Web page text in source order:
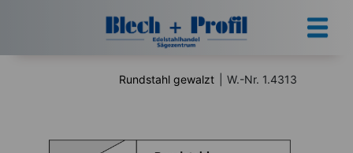
Rundstahl gewalzt W.-Nr. 1.4313